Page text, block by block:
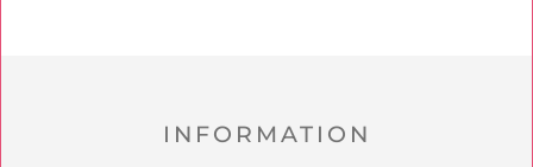
INFORMATION